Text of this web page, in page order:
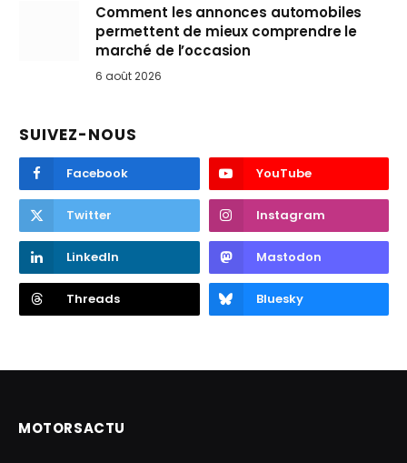
Comment les annonces automobiles
permettent de mieux comprendre le
marché de l’occasion
6 août 2026
SUIVEZ-NOUS
Facebook YouTube
Twitter Instagram
LinkedIn Mastodon
Threads Bluesky
MOTORSACTU